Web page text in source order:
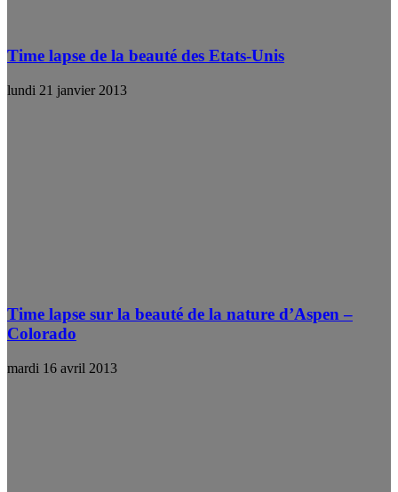
Time lapse de la beauté des Etats-Unis
lundi 21 janvier 2013
Time lapse sur la beauté de la nature d’Aspen –
Colorado
mardi 16 avril 2013